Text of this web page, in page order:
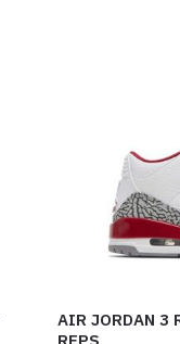
AIR JORDAN 3